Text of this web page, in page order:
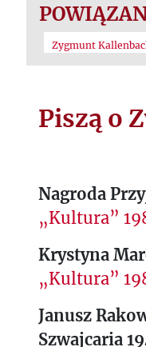
Zygmunt
Piszą o
Nagroda
„Kultura”
Krystyna
„Kultura”
Janusz
Szwajcaria